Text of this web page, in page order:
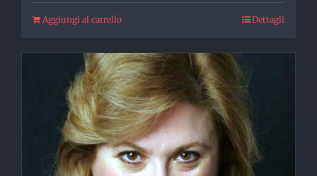
Aggiungi al carrello Dettagli